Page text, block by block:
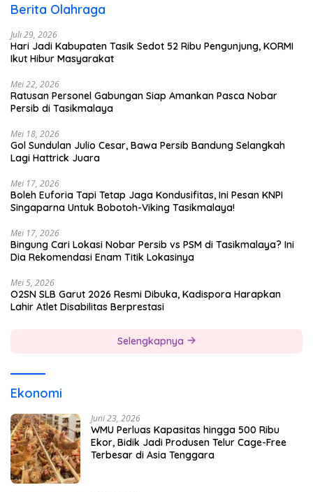
Berita Olahraga
Juli 29, 2026
Hari Jadi Kabupaten Tasik Sedot 52 Ribu Pengunjung, KORMI
Ikut Hibur Masyarakat
Mei 22, 2026
Ratusan Personel Gabungan Siap Amankan Pasca Nobar
Persib di Tasikmalaya
Mei 18, 2026
Gol Sundulan Julio Cesar, Bawa Persib Bandung Selangkah
Lagi Hattrick Juara
Mei 17, 2026
Boleh Euforia Tapi Tetap Jaga Kondusifitas, Ini Pesan KNPI
Singaparna Untuk Bobotoh-Viking Tasikmalaya!
Mei 17, 2026
Bingung Cari Lokasi Nobar Persib vs PSM di Tasikmalaya? Ini
Dia Rekomendasi Enam Titik Lokasinya
Mei 5, 2026
O2SN SLB Garut 2026 Resmi Dibuka, Kadispora Harapkan
Lahir Atlet Disabilitas Berprestasi
Selengkapnya
Ekonomi
Juni 23, 2026
WMU Perluas Kapasitas hingga 500 Ribu
Ekor, Bidik Jadi Produsen Telur Cage-Free
Terbesar di Asia Tenggara